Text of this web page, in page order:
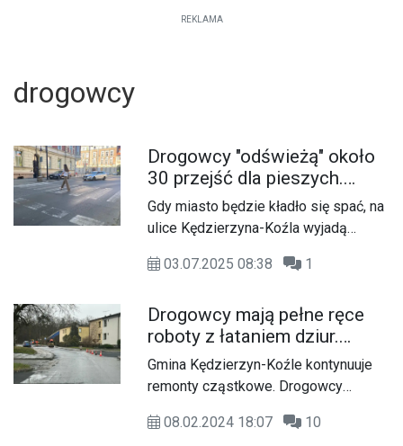
REKLAMA
drogowcy
Drogowcy "odświeżą" około
30 przejść dla pieszych.
Malowanie będzie odbywało
się po zmroku
Gdy miasto będzie kładło się spać, na
ulice Kędzierzyna-Koźla wyjadą
pędzle. W trosce o bezpieczeństwo
oznakowania poziomego.
Odmalowanych zostanie około 30
przejść na głównych arteriach, od
Blachowni po Koźle.
03.07.2025 08:38 1
Drogowcy mają pełne ręce
roboty z łataniem dziur.
Ruszyły pozimowe remonty
ulic
Gmina Kędzierzyn-Koźle kontynuuje
remonty cząstkowe. Drogowcy
osiedli.
08.02.2024 18:07 10